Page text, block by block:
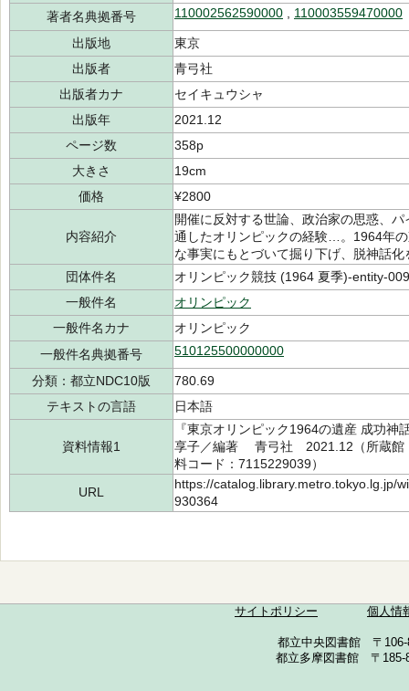
著者名典拠番号
110002562590000 110003559470000
出版地
東京
出版者
青弓社
出版者カナ
セイキュウシャ
出版年
2021.12
ページ数
358p
大きさ
19cm
価格
¥2800
内容紹介
開催に反対する世論、政治家の思惑、
通したオリンピックの経験…。1964年
な事実にもとづいて掘り下げ、脱神話化
団体件名
オリンピック競技 (1964 夏季)-entity-
一般件名
オリンピック
一般件名カナ
オリンピック
一般件名典拠番号
510125500000000
分類：都立NDC10版
780.69
テキストの言語
日本語
資料情報1
『東京オリンピック1964の遺産 成功
享子／編著 青弓社 2021.12（所蔵
料コード：7115229039）
URL
https://catalog.library.metro.tokyo.lg.jp/
930364
サイトポリシー 個人情
都立中央図書館 〒
都立多摩図書館 〒185-